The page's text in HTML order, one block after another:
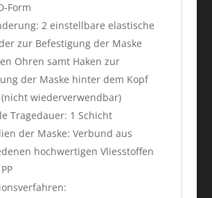
Form
2 einstellbare elastische
zur Befestigung der Maske
Ohren samt Haken zur
der Maske hinter dem Kopf
(nicht wiederverwendbar)
Tragedauer: 1 Schicht
der Maske: Verbund aus
hochwertigen Vliesstoffen